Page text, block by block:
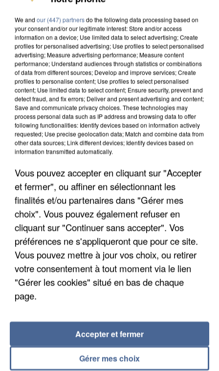
APRÈS TOUTES CES CANICULES, LES REFUGES
DE FAUNE SAUVAGE SONT...
L’UN DES FONDATEURS SUPPOSÉS DE LA DZ
We and our (447) partnersdo the following data processing based on
your consent and/or our legitimate interest: Store and/or access
information on a device; Use limited data to select advertising; Create
profiles for personalised advertising; Use profiles to select personalised
advertising; Measure advertising performance; Measure content
performance; Understand audiences through statistics or combinations
of data from different sources; Develop and improve services; Create
profiles to personalise content; Use profiles to select personalised
content; Use limited data to select content; Ensure security, prevent and
detect fraud, and fix errors; Deliver and present advertising and content;
Save and communicate privacy choices. These technologies may
process personal data such as IP address and browsing data to offer
following functionalities: Identify devices based on information actively
requested; Use precise geolocation data; Match and combine data from
other data sources; Link different devices; Identify devices based on
information transmitted automatically.
Vous pouvez accepter en cliquant sur "Accepter
et fermer", ou affiner en sélectionnant les
finalités et/ou partenaires dans "Gérer mes
choix". Vous pouvez également refuser en
cliquant sur "Continuer sans accepter". Vos
préférences ne s'appliqueront que pour ce site.
Vous pouvez mettre à jour vos choix, ou retirer
votre consentement à tout moment via le lien
"Gérer les cookies" situé en bas de chaque
page.
Gérer mes choix
Accepter et fermer